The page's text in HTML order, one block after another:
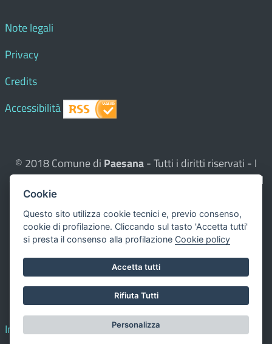
Note legali
Privacy
Credits
Accessibilità
© 2018 Comune di Paesana- Tutti i diritti riservati - I
contenuti del sito, testi e immagini sono di proprietà del
Comune - CMS:
Questo sito utilizza, nella versione per UTENTI CON
DISLESSIA,Biancoenero ®, una font italiana ad Alta
Leggibilità.
Valuta questo sito
Dichiarazione di accessibilità
redatta il 00.00.0000
Impostazione cookie
Cookie
Questo sito utilizza cookie tecnici e, previo consenso,
cookie di profilazione. Cliccando sul tasto 'Accetta tutti'
si presta il consenso alla profilazione Cookie policy
Accetta tutti
Rifiuta Tutti
Personalizza